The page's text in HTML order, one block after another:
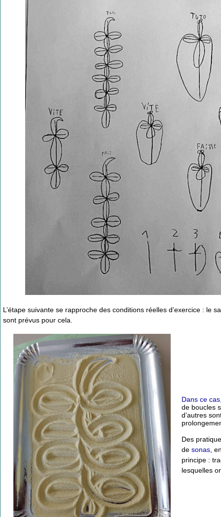
L’étape suivante se rapproche des conditions réelles d’exercice : le
sont prévus pour cela.
Dans ce
de boucles
d’autres
Des
de sonas ,
principe :
lesquelles